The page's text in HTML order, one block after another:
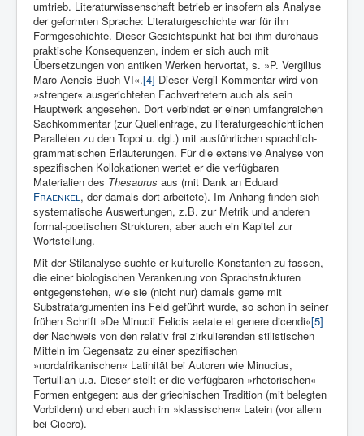
umtrieb. Literaturwissenschaft betrieb er insofern als Analyse
der geformten Sprache: Literaturgeschichte war für ihn
Formgeschichte. Dieser Gesichtspunkt hat bei ihm durchaus
praktische Konsequenzen, indem er sich auch mit
Übersetzungen von antiken Werken hervortat, s. »P. Vergilius
Maro Aeneis Buch VI«.[4] Dieser Vergil-Kommentar wird von
»strenger« ausgerichteten Fachvertretern auch als sein
Hauptwerk angesehen. Dort verbindet er einen umfangreichen
Sachkommentar (zur Quellenfrage, zu literaturgeschichtlichen
Parallelen zu den Topoi u. dgl.) mit ausführlichen sprachlich-
grammatischen Erläuterungen. Für die extensive Analyse von
spezifischen Kollokationen wertet er die verfügbaren
Materialien des Thesaurus aus (mit Dank an Eduard
Fraenkel , der damals dort arbeitete). Im Anhang finden sich
systematische Auswertungen, z.B. zur Metrik und anderen
formal-poetischen Strukturen, aber auch ein Kapitel zur
Wortstellung.
Mit der Stilanalyse suchte er kulturelle Konstanten zu fassen,
die einer biologischen Verankerung von Sprachstrukturen
entgegenstehen, wie sie (nicht nur) damals gerne mit
Substratargumenten ins Feld geführt wurde, so schon in seiner
frühen Schrift »De Minucii Felicis aetate et genere dicendi«[5]
der Nachweis von den relativ frei zirkulierenden stilistischen
Mitteln im Gegensatz zu einer spezifischen
»nordafrikanischen« Latinität bei Autoren wie Minucius,
Tertullian u.a. Dieser stellt er die verfügbaren »rhetorischen«
Formen entgegen: aus der griechischen Tradition (mit belegten
Vorbildern) und eben auch im »klassischen« Latein (vor allem
bei Cicero).